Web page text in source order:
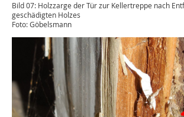
Bild 07: Holzzarge der Tür zur Kellertreppe nach
geschädigten Holzes
Foto: Göbelsmann